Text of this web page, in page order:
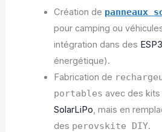
Création de panneaux
pour camping ou
intégration dans des
énergétique).
Fabrication de
portables avec des
SolarLiPo , mais en
des perovskite DIY.